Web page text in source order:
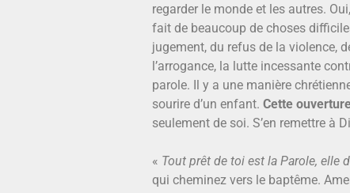
regarder le monde et les autres.
fait de beaucoup de choses
jugement, du refus de la violence,
l’arrogance, la lutte incessante
parole. Il y a une manière
sourire d’un enfant. Cette
seulement de soi. S’en remettre à
« Tout prêt de toi est la Parole,
qui cheminez vers le baptême.